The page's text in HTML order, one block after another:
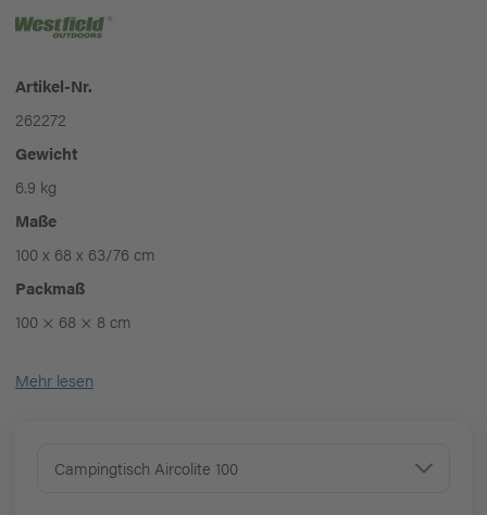
Artikel-Nr.
262272
Gewicht
6.9 kg
Maße
100 x 68 x 63/76 cm
Packmaß
100 × 68 × 8 cm
Mehr lesen
Campingtisch Aircolite 100